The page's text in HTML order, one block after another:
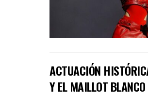
ACTUACIÓN
Y EL MAILLOT